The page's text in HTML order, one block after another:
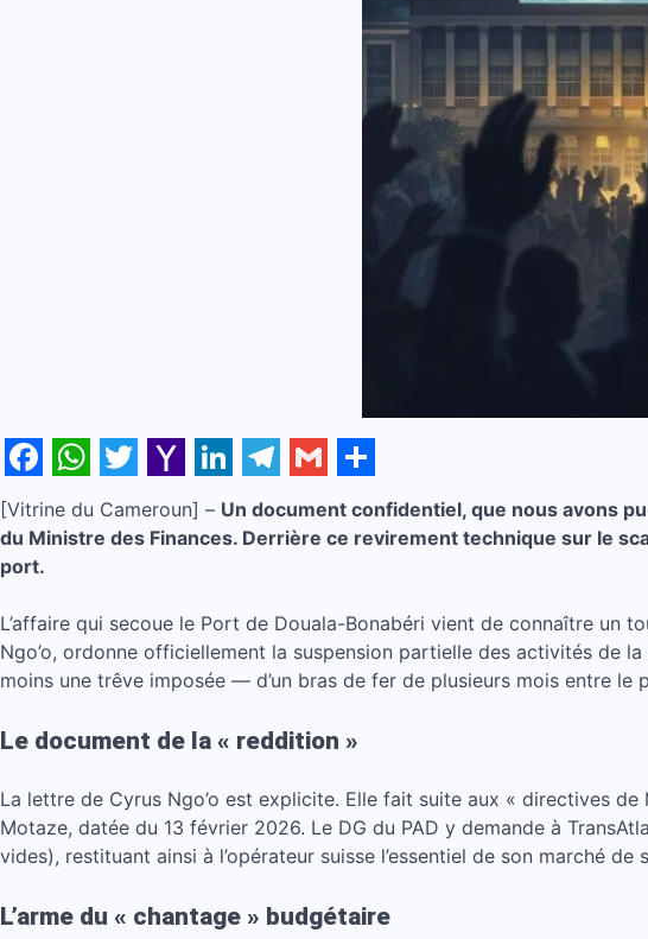
Facebook
WhatsApp
Twitter
Yahoo
Mail
LinkedIn
Telegram
Gmail
Share
[Vitrine du Cameroun] – Un document confidentiel, que nous avons
du Ministre des Finances. Derrière ce revirement technique sur le
port.
L’affaire qui secoue le Port de Douala-Bonabéri vient de connaître un
Ngo’o, ordonne officiellement la suspension partielle des activités de
moins une trêve imposée — d’un bras de fer de plusieurs mois entre le
Le document de la « reddition »
La lettre de Cyrus Ngo’o est explicite. Elle fait suite aux « directives
Motaze, datée du 13 février 2026. Le DG du PAD y demande à
vides), restituant ainsi à l’opérateur suisse l’essentiel de son marché de
L’arme du « chantage » budgétaire